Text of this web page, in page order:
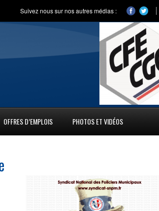
Suivez nous sur nos autres médias :
OFFRES D’EMPLOIS PHOTOS ET VIDÉOS